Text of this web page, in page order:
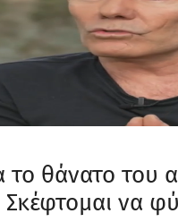
το θάνατο
Σκέφτομαι να